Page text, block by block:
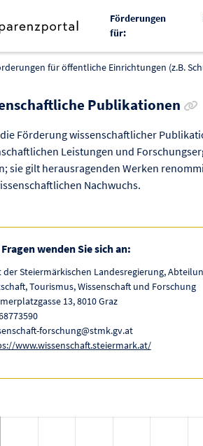
Förderungen
für:
für öffentliche Einrichtungen (z.B.
Publikationen
Förderung wissenschaftlicher
Leistungen und
sie gilt herausragenden Werken
Nachwuchs.
wenden Sie sich an:
der Steiermärkischen Landesregierung,
Tourismus, Wissenschaft und Forschung
13, 8010 Graz
forschung@stmk.gv.at
www.wissenschaft.steiermark.at/